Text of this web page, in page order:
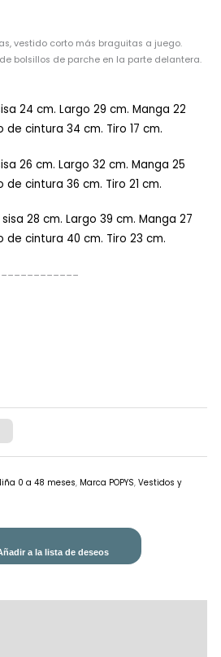
vestido corto más braguitas a juego.
bolsillos de parche en la parte delantera.
24 cm. Largo 29 cm. Manga 22
cintura 34 cm. Tiro 17 cm.
26 cm. Largo 32 cm. Manga 25
cintura 36 cm. Tiro 21 cm.
28 cm. Largo 39 cm. Manga 27
cintura 40 cm. Tiro 23 cm.
0 a 48 meses, Marca POPYS, Vestidos y
a la lista de deseos